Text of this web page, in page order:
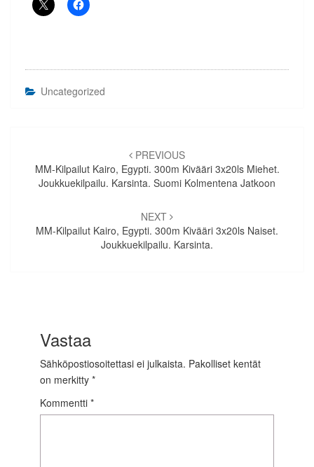
Uncategorized
selaus
PREVIOUS
MM-Kilpailut Kairo, Egypti. 300m Kivääri 3x20ls Miehet.
Joukkuekilpailu. Karsinta. Suomi Kolmentena Jatkoon
NEXT
MM-Kilpailut Kairo, Egypti. 300m Kivääri 3x20ls Naiset.
Joukkuekilpailu. Karsinta.
Vastaa
Sähköpostiosoitettasi ei julkaista. Pakolliset kentät
on merkitty *
Kommentti *